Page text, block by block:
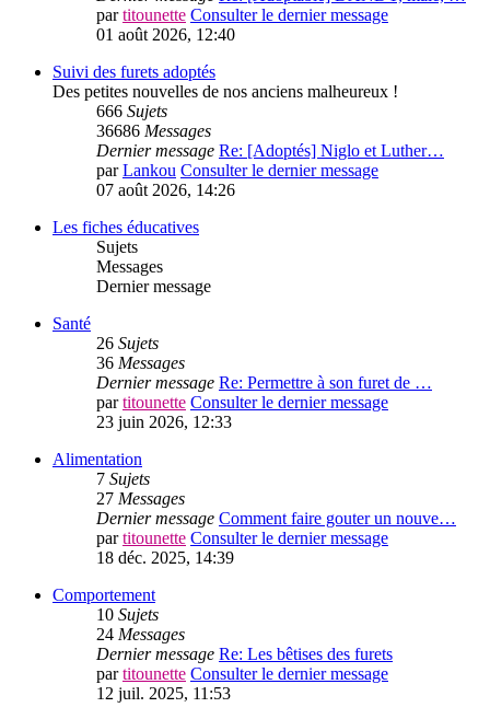
partitounette Consulter le dernier message
01 août 2026, 12:40
Suivi des furets adoptés
Des petites nouvelles de nos anciens malheureux !
666 Sujets
36686 Messages
Dernier message Re: [Adoptés] Niglo et Luther…
parLankou Consulter le dernier message
07 août 2026, 14:26
Les fiches éducatives
Sujets
Messages
Dernier message
Santé
26 Sujets
36 Messages
Dernier message Re: Permettre à son furet de …
partitounette Consulter le dernier message
23 juin 2026, 12:33
Alimentation
7 Sujets
27 Messages
Dernier message Comment faire gouter un nouve…
partitounette Consulter le dernier message
18 déc. 2025, 14:39
Comportement
10 Sujets
24 Messages
Dernier message Re: Les bêtises des furets
partitounette Consulter le dernier message
12 juil. 2025, 11:53